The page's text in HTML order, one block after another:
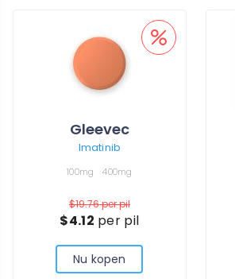
Gleevec
Imatinib
100mg 400mg
$19.76per pil
$4.12 per pil
Nu kopen